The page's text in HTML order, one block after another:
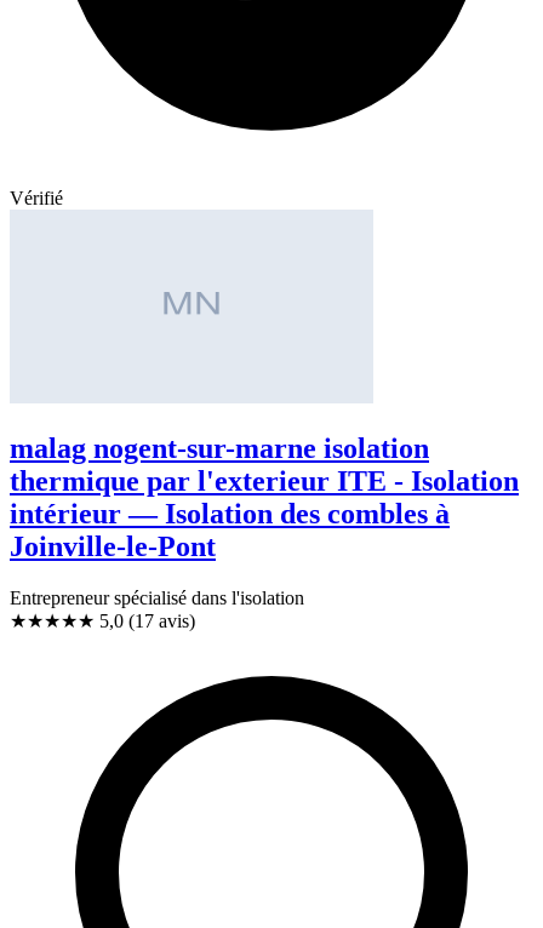
Vérifié
malag nogent-sur-marne isolation
thermique par l'exterieur ITE - Isolation
intérieur — Isolation des combles à
Joinville-le-Pont
Entrepreneur spécialisé dans l'isolation
★★★★★ 5,0 (17 avis)